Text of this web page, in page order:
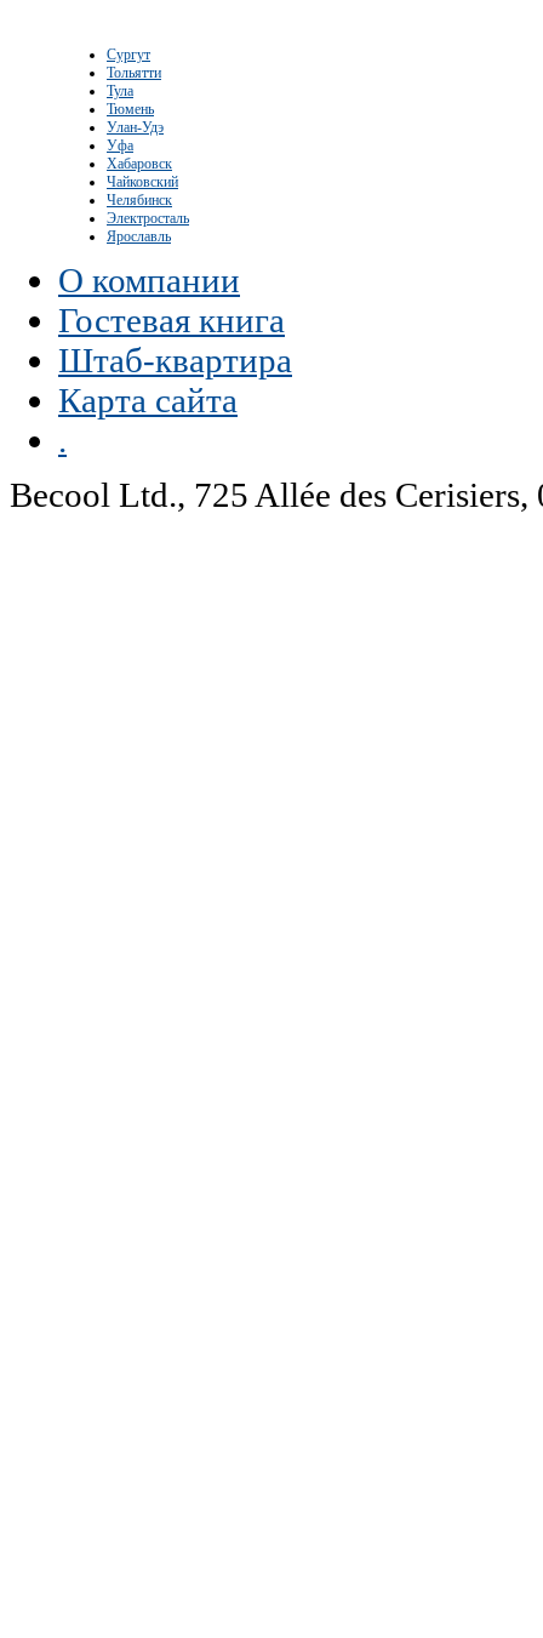
Сургут
Тольятти
Тула
Тюмень
Улан-Удэ
Уфа
Хабаровск
Чайковский
Челябинск
Электросталь
Ярославль
О компании
Гостевая книга
Штаб-квартира
Карта сайта
.
Becool Ltd., 725 Allée des